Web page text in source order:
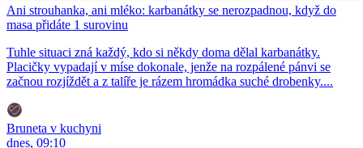
Ani strouhanka, ani mléko: karbanátky se nerozpadnou, když do
masa přidáte 1 surovinu
Tuhle situaci zná každý, kdo si někdy doma dělal karbanátky.
Placičky vypadají v míse dokonale, jenže na rozpálené pánvi se
začnou rozjíždět a z talíře je rázem hromádka suché drobenky....
Bruneta v kuchyni
dnes, 09:10